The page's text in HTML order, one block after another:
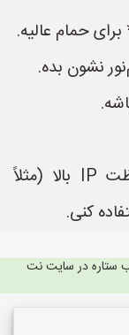
نشون بده.
همچنین بهتره لامپی با **درجه حفاظت IP بالا (مثلاً
ستاره در سایت نت